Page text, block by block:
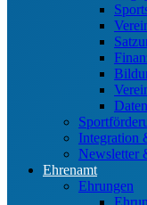
Integration
Newsletter
Ehrenamt
Ehrungen